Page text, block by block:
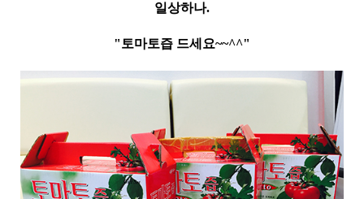
일상하나.
"토마토즙 드세요~~^^"